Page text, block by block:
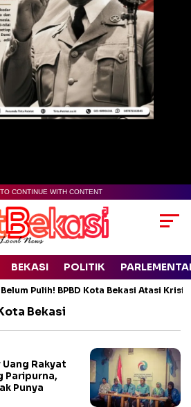
CONTINUE WITH CONTENT
BEKASI POLITIK
Pulih! BPBD Kota Bekasi Atasi
Bekasi
Rakyat
Paripurna,
Punya